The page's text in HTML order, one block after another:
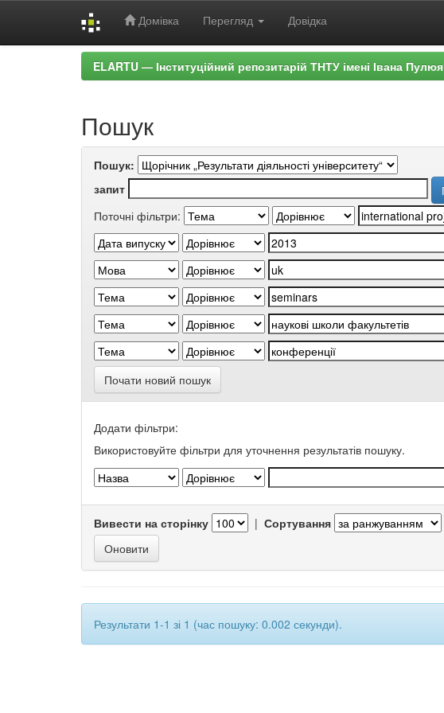
Домівка Перегляд Довідка
ELARTU — Інституційний репозитарій ТНТУ імені Івана Пулюя
Пошук
Пошук:
запит
Поточні фільтри:
Почати новий пошук
Додати фільтри:
Використовуйте фільтри для уточнення результатів пошуку.
Вивести на сторінку | Сортування
Результати 1-1 зі 1 (час пошуку: 0.002 секунди).